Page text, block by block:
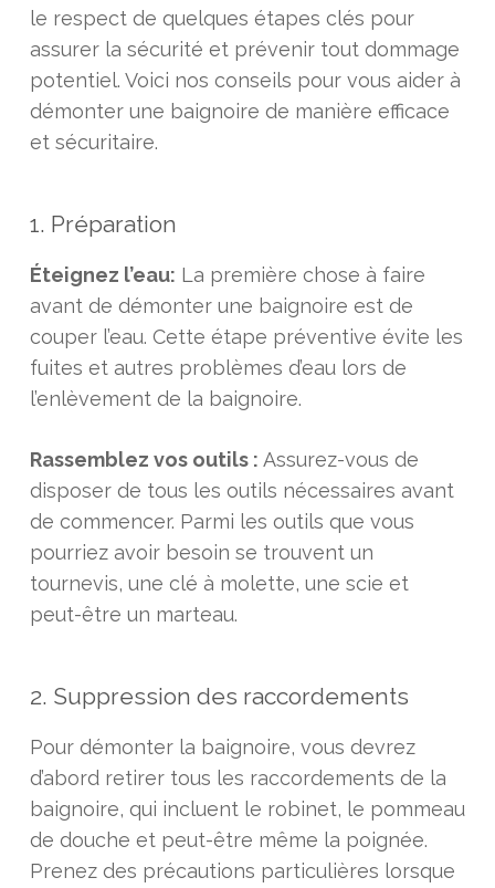
le respect de quelques étapes clés pour
assurer la sécurité et prévenir tout dommage
potentiel. Voici nos conseils pour vous aider à
démonter une baignoire de manière efficace
et sécuritaire.
1. Préparation
Éteignez l’eau: La première chose à faire
avant de démonter une baignoire est de
couper l’eau. Cette étape préventive évite les
fuites et autres problèmes d’eau lors de
l’enlèvement de la baignoire.
Rassemblez vos outils : Assurez-vous de
disposer de tous les outils nécessaires avant
de commencer. Parmi les outils que vous
pourriez avoir besoin se trouvent un
tournevis, une clé à molette, une scie et
peut-être un marteau.
2. Suppression des raccordements
Pour démonter la baignoire, vous devrez
d’abord retirer tous les raccordements de la
baignoire, qui incluent le robinet, le pommeau
de douche et peut-être même la poignée.
Prenez des précautions particulières lorsque